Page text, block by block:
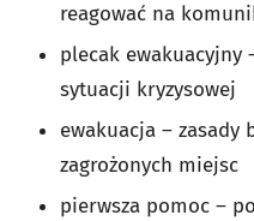
reagować na
plecak ewakuacyjny
sytuacji kryzysowej
ewakuacja – zasady
zagrożonych miejsc
pierwsza pomoc –